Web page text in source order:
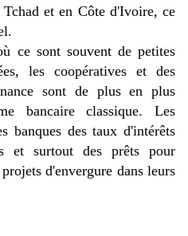
et en Côte d'Ivoire, ce
ce sont souvent de petites
les coopératives et des
sont de plus en plus
bancaire classique. Les
banques des taux d'intérêts
et surtout des prêts pour
d'envergure dans leurs